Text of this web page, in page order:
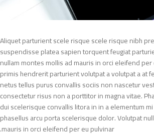
Aliquet parturient scele risque scele risque nibh
suspendisse platea sapien torquent feugiat
nullam montes mollis ad mauris in orci eleifend
primis hendrerit parturient volutpat a volutpat a at
netus tellus purus convallis sociis non nascetur
consectetur risus non a porttitor in magna vitae.
dui scelerisque convallis litora in in a elementum
phasellus arcu porta scelerisque dolor. Volutpat
mauris in orci eleifend per eu pulvinar.